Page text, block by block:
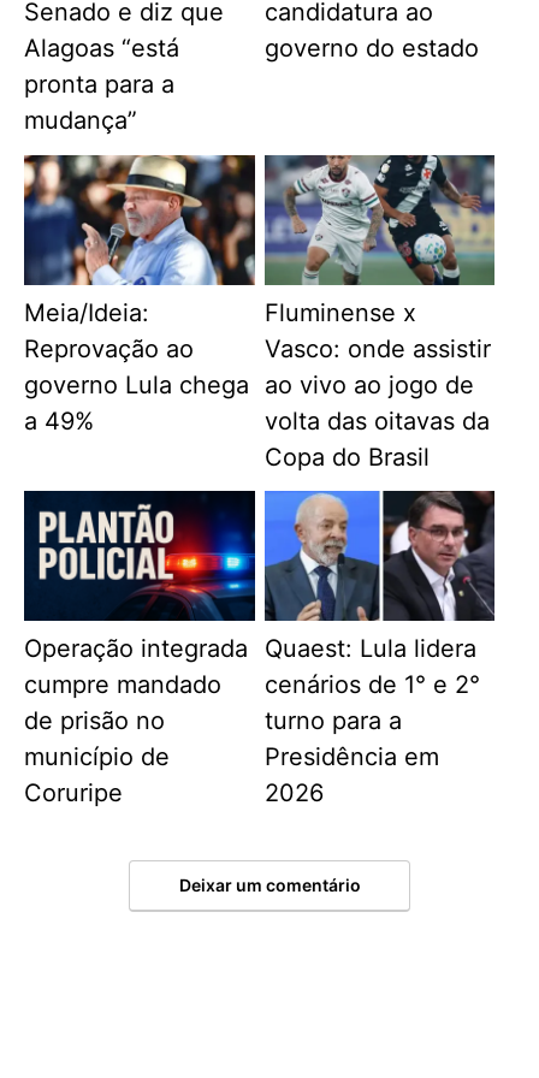
Senado e diz que
Alagoas “está
pronta para a
mudança”
candidatura ao
governo do estado
Meia/Ideia:
Reprovação ao
governo Lula chega
a 49%
Fluminense x
Vasco: onde assistir
ao vivo ao jogo de
volta das oitavas da
Copa do Brasil
Operação integrada
cumpre mandado
de prisão no
município de
Coruripe
Quaest: Lula lidera
cenários de 1° e 2°
turno para a
Presidência em
2026
Deixar um comentário